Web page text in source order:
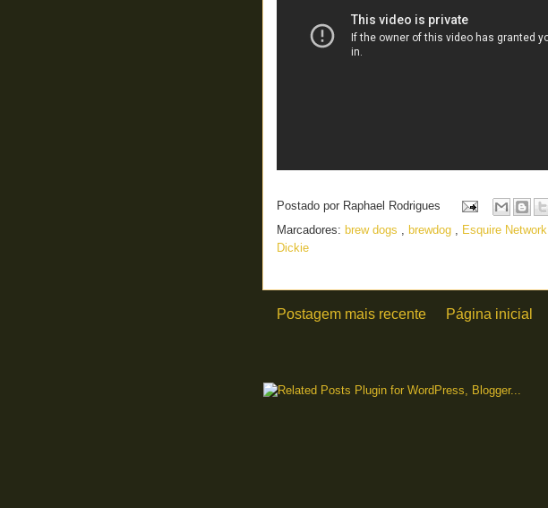
Postado por Raphael Rodrigues
Marcadores: brew dogs , brewdog , Esquire Network
Dickie
Postagem mais recente Página inicial